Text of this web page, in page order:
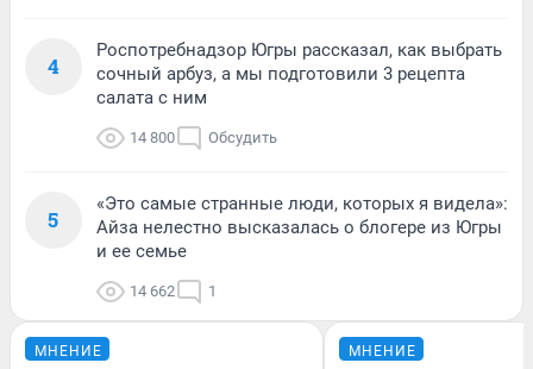
4
Роспотребнадзор Югры рассказал, как выбрать
сочный арбуз, а мы подготовили 3 рецепта
салата с ним
14 800 Обсудить
5
«Это самые странные люди, которых я видела»:
Айза нелестно высказалась о блогере из Югры
и ее семье
14 662 1
МНЕНИЕ МНЕНИЕ